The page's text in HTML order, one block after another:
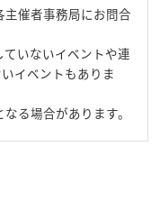
催者事務局にお問合
いないイベントや連
イベントもありま
る場合があります。